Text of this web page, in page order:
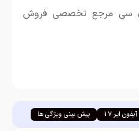
سی مرجع تخصصی فروش
آیفون ایر 17 پیش بینی ویژگی ها